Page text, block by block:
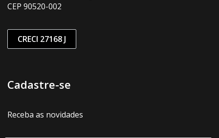
CEP 90520-002
CRECI 27168 J
Cadastre-se
Receba as novidades